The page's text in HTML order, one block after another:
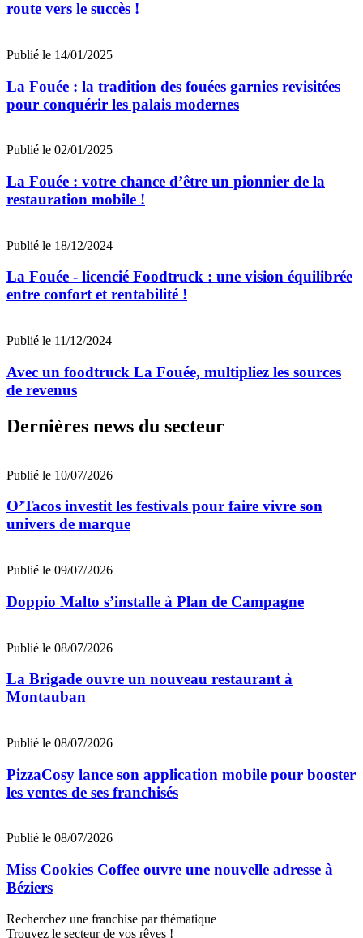
route vers le succès !
Publié le 14/01/2025
La Fouée : la tradition des fouées garnies revisitées
pour conquérir les palais modernes
Publié le 02/01/2025
La Fouée : votre chance d’être un pionnier de la
restauration mobile !
Publié le 18/12/2024
La Fouée - licencié Foodtruck : une vision équilibrée
entre confort et rentabilité !
Publié le 11/12/2024
Avec un foodtruck La Fouée, multipliez les sources
de revenus
Dernières news du secteur
Publié le 10/07/2026
O’Tacos investit les festivals pour faire vivre son
univers de marque
Publié le 09/07/2026
Doppio Malto s’installe à Plan de Campagne
Publié le 08/07/2026
La Brigade ouvre un nouveau restaurant à
Montauban
Publié le 08/07/2026
PizzaCosy lance son application mobile pour booster
les ventes de ses franchisés
Publié le 08/07/2026
Miss Cookies Coffee ouvre une nouvelle adresse à
Béziers
Recherchez une franchise par thématique
Trouvez le secteur de vos rêves !